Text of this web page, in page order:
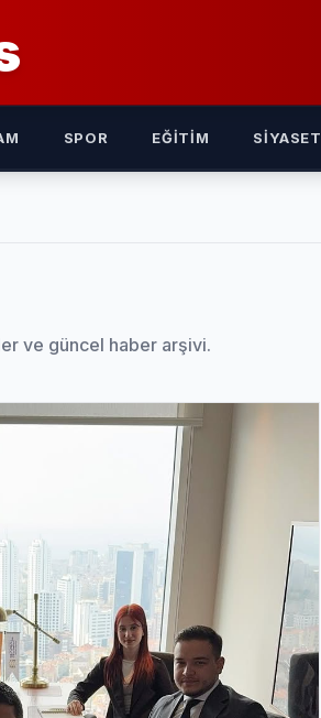
SPOR EĞITIM SIYASET
ve güncel haber arşivi.